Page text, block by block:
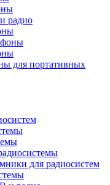
радио
для портативных
для радиосистем